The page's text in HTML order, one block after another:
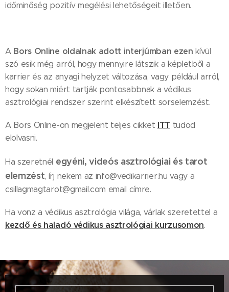
időminőség pozitív megélési lehetőségeit illetően.
ABors Online oldalnak adott interjúmban ezen kívül
szó esik még arról, hogy mennyire látszik a képletből a
karrier és az anyagi helyzet változása, vagy például arról,
hogy sokan miért tartják pontosabbnak a védikus
asztrológiai rendszer szerint elkészített sorselemzést.
A Bors Online-on megjelent teljes cikket ITT tudod
elolvasni.
Ha szeretnél egyéni, videós asztrológiai és tarot
elemzést, írj nekem az info@vedikarrier.hu vagy a
csillagmagtarot@gmail.com email címre.
Ha vonz a védikus asztrológia világa, várlak szeretettel a
kezdő és haladó védikus asztrológiai kurzusomon.